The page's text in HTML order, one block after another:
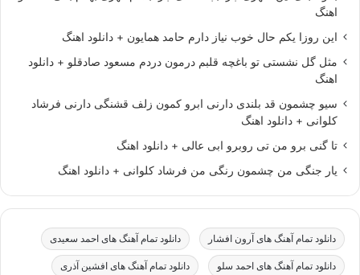
اهنگ
این روزا یکم حال خوب نیاز دارم حامد همایون + دانلود اهنگ
مثل گل نشستی تو باغچه قلبم درمون دردم مسعود صادقلو + دانلود
اهنگ
سیو چشمون قد بلندی دارنی ابرو کمون زلف قشنگی دارنی فرشاد
کلوانی + دانلود اهنگ
تا گنی برو من تی روبرو ابی عالی + دانلود اهنگ
یار جنگی من چشمون رنگی من فرشاد کلوانی + دانلود اهنگ
دانلود تمام آهنگ های آرون افشار دانلود تمام آهنگ های احمد سعیدی
دانلود تمام آهنگ های احمد سلو دانلود تمام آهنگ های افشین آذری